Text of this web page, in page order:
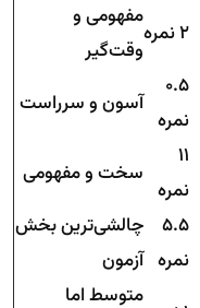
2 نمره
مفهومی و
وقت‌گیر
۰.۵
نمره
آسون و سرراست
11
نمره
سخت و مفهومی
۵.۵
نمره
چالشی‌ترین بخش
آزمون
متوسط اما